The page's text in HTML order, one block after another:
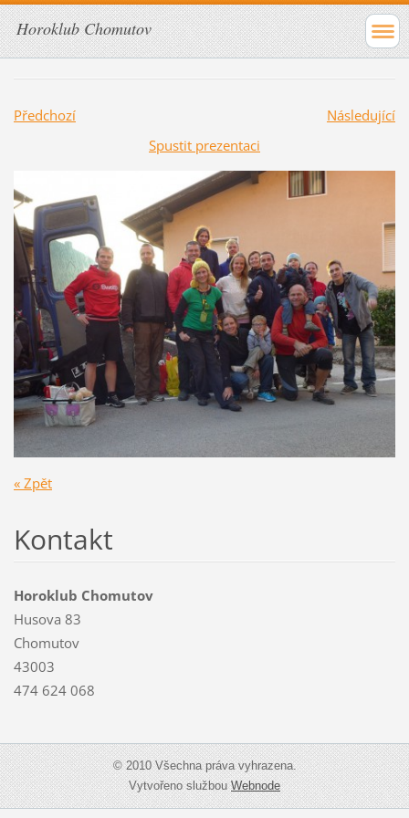
Horoklub Chomutov
Předchozí
Následující
Spustit prezentaci
« Zpět
Kontakt
Horoklub Chomutov
Husova 83
Chomutov
43003
474 624 068
© 2010 Všechna práva vyhrazena.
Vytvořeno službouWebnode